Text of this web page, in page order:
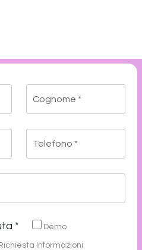
* Demo
Informazioni